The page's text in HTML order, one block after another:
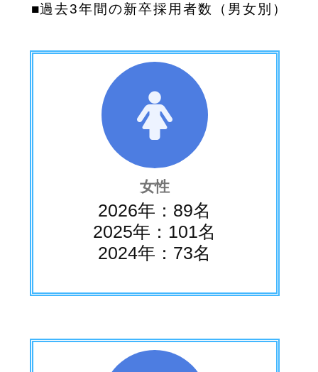
■過去3年間の新卒採用者数（男女別）
女性
2026年：89名
2025年：101名
2024年：73名